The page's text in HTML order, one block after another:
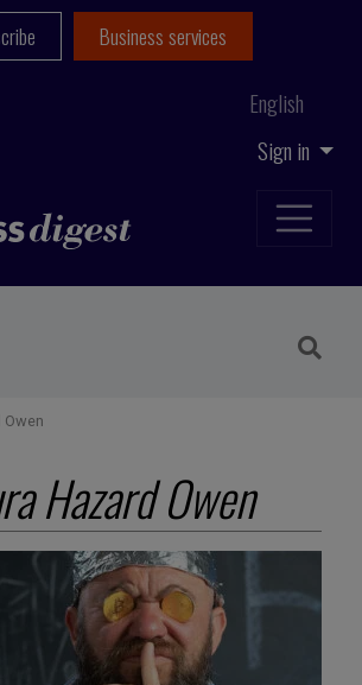
Sign in
English
Business services
Owen
Hazard Owen